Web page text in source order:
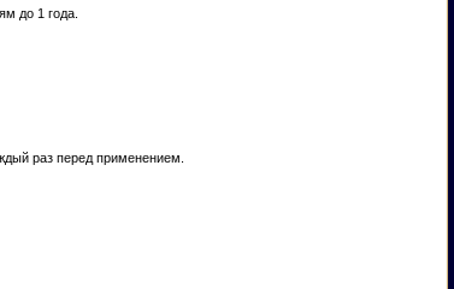
до 1 года.
раз перед применением.